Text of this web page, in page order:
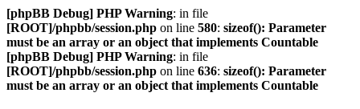
[phpBB Debug] PHP Warning: in file
[ROOT]/phpbb/session.php on line 580: sizeof(): Parameter
must be an array or an object that implements Countable
[phpBB Debug] PHP Warning: in file
[ROOT]/phpbb/session.php on line 636: sizeof(): Parameter
must be an array or an object that implements Countable